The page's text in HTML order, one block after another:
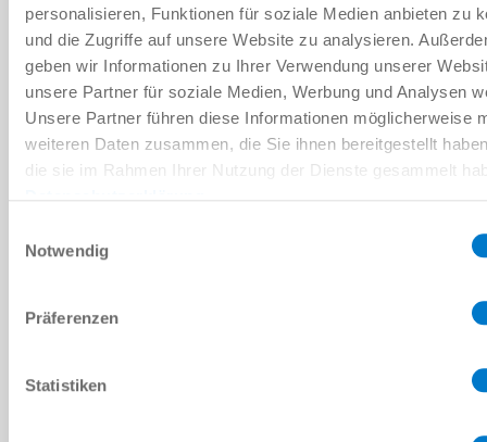
personalisieren, Funktionen für soziale Medien anbieten zu
und die Zugriffe auf unsere Website zu analysieren.
geben wir Informationen zu Ihrer Verwendung unserer
unsere Partner für soziale Medien, Werbung und Analysen
Unsere Partner führen diese Informationen möglicherweise
weiteren Daten zusammen, die Sie ihnen bereitgestellt
die sie im Rahmen Ihrer Nutzung der Dienste gesammelt
Notwendig
Präferenzen
Statistiken
Sélecteurs supplémentaires
Données de base
pneumatique intelligent
Pinces parallèles deux mors
Pince angulaire deux mors